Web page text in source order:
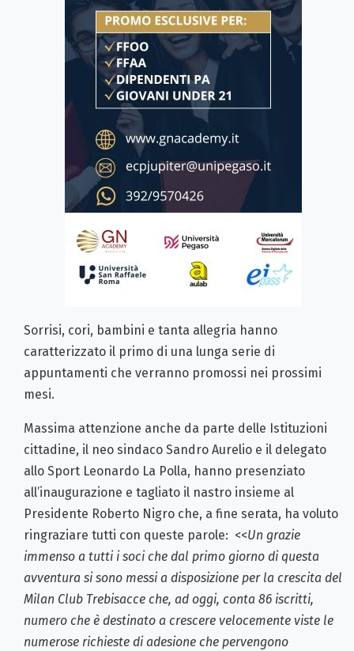
Sorrisi, cori, bambini e tanta allegria hanno
caratterizzato il primo di una lunga serie di
appuntamenti che verranno promossi nei prossimi
mesi.
Massima attenzione anche da parte delle Istituzioni
cittadine, il neo sindaco Sandro Aurelio e il delegato
allo Sport Leonardo La Polla, hanno presenziato
all’inaugurazione e tagliato il nastro insieme al
Presidente Roberto Nigro che, a fine serata, ha voluto
ringraziare tutti con queste parole: <<Un grazie
immenso a tutti i soci che dal primo giorno di questa
avventura si sono messi a disposizione per la crescita del
Milan Club Trebisacce che, ad oggi, conta 86 iscritti,
numero che è destinato a crescere velocemente viste le
numerose richieste di adesione che pervengono